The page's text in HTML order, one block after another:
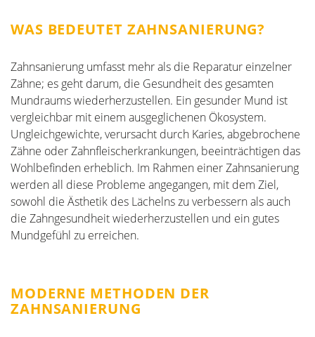
WAS BEDEUTET ZAHNSANIERUNG?
Zahnsanierung umfasst mehr als die Reparatur einzelner
Zähne; es geht darum, die Gesundheit des gesamten
Mundraums wiederherzustellen. Ein gesunder Mund ist
vergleichbar mit einem ausgeglichenen Ökosystem.
Ungleichgewichte, verursacht durch Karies, abgebrochene
Zähne oder Zahnfleischerkrankungen, beeinträchtigen das
Wohlbefinden erheblich. Im Rahmen einer Zahnsanierung
werden all diese Probleme angegangen, mit dem Ziel,
sowohl die Ästhetik des Lächelns zu verbessern als auch
die Zahngesundheit wiederherzustellen und ein gutes
Mundgefühl zu erreichen.
MODERNE METHODEN DER
ZAHNSANIERUNG